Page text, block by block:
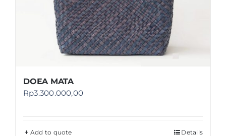
DOEA MATA
Rp3.300.000,00
Add to quote Details